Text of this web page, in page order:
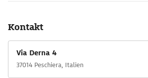
Kontakt
Via Derna 4
37014 Peschiera, Italien